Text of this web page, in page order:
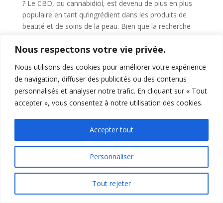
Nous respectons votre vie privée.
Nous utilisons des cookies pour améliorer votre expérience
de navigation, diffuser des publicités ou des contenus
personnalisés et analyser notre trafic. En cliquant sur « Tout
accepter », vous consentez à notre utilisation des cookies.
Personnaliser
Tout rejeter
Accepter tout
? Le CBD, ou cannabidiol, est devenu de plus en plus
populaire en tant qu’ingrédient dans les produits de
beauté et de soins de la peau. Bien que la recherche
Non classé
© HH Monkey CBD 2023. Tous droits réservés.